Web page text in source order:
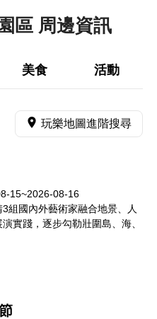
區 周邊資訊
美食 活動
玩樂地圖進階搜尋
15~2026-08-16
組國內外藝術家融合地景、人
實踐，逐步勾勒壯圍島、海、